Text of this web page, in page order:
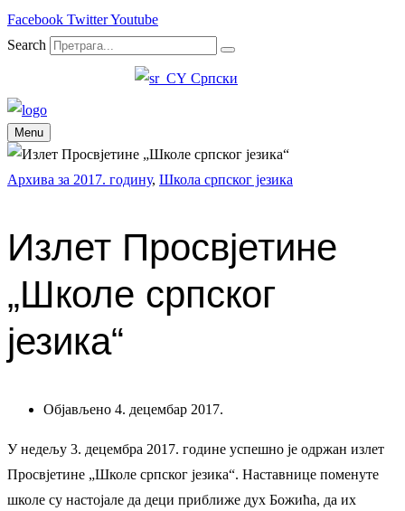
Facebook TwitterYoutube
Search
Српски
Menu
Архива за 2017. годину, Школа српског језика
Излет Просвјетине
„Школе српског
језика“
Објављено 4. децембар 2017.
У недељу 3. децембра 2017. године успешно је одржан излет
Просвјетине „Школе српског језика“. Наставнице поменуте
школе су настојале да деци приближе дух Божића, да их